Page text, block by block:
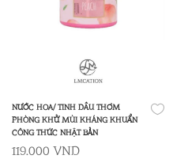
NƯỚC HOA/ TINH DẦU THƠM
PHÒNG KHỬ MÙI KHÁNG KHUẨN
CÔNG THỨC NHẬT BẢN
119.000 VND